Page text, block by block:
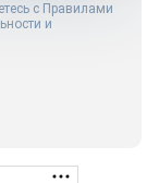
с Правилами
и